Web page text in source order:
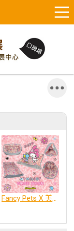
Fancy Pets X 美樂蒂 百變造型寵物睡床墊